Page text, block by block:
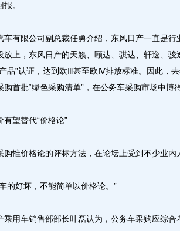
。
限公司副总裁任勇介绍，东风日产一直是行
放上，东风日产的天籁、颐达、骐达、轩逸、骏
品”认证，达到欧Ⅲ甚至欧Ⅳ排放标准。因此，
购首批“绿色采购清单”，在公务车采购市场中博
望替代“价格论”
价格论的评标方法，在论坛上受到不少业内
好坏，不能简单以价格论。”
车销售部部长叶磊认为，公务车采购应综合